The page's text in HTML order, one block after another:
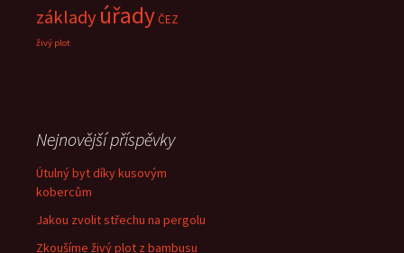
základyúřadyČEZ
živý plot
Nejnovější příspěvky
Útulný byt díky kusovým
kobercům
Jakou zvolit střechu na pergolu
Zkoušíme živý plot z bambusu